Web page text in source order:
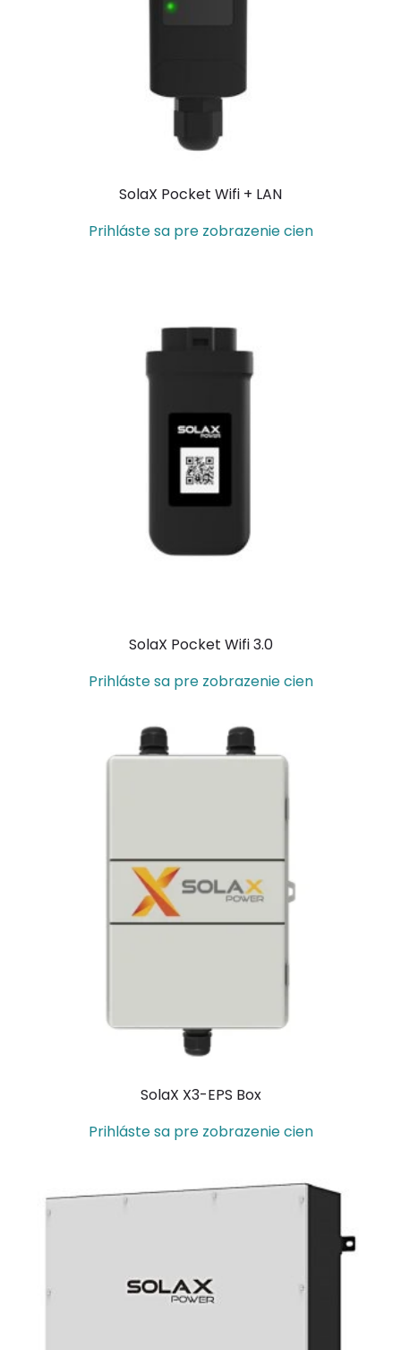
SolaX Pocket Wifi + LAN
Prihláste sa pre zobrazenie cien
SolaX Pocket Wifi 3.0
Prihláste sa pre zobrazenie cien
SolaX X3-EPS Box
Prihláste sa pre zobrazenie cien